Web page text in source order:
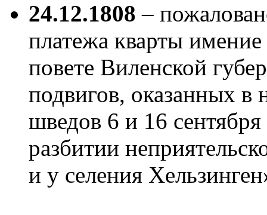
24.12.1808 –
платежа кварты
повете Виленской
подвигов, оказанных
шведов 6 и 16
разбитии
и у селения